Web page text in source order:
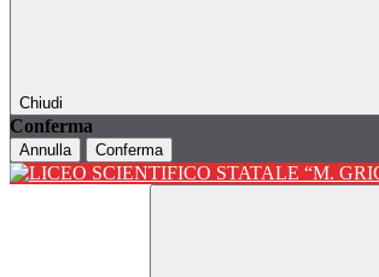
Chiudi
Conferma
Annulla Conferma